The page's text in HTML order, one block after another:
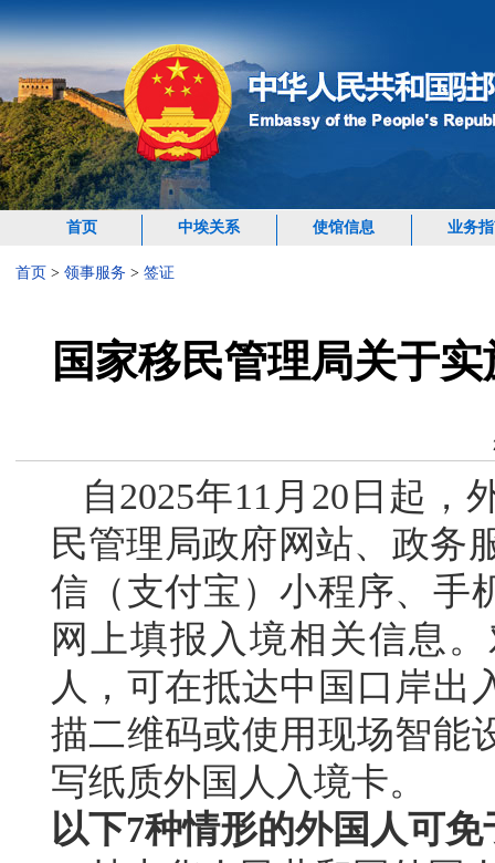
首页 中埃关系 使馆信息 业务
首页 > 领事服务 > 签证
国家移民管理局关于
自2025年11月20日起
民管理局政府网站、政务
信（支付宝）小程序、手
网上填报入境相关信息
人，可在抵达中国口岸出
描二维码或使用现场智能
写纸质外国人入境卡。
以下7种情形的外国人可免